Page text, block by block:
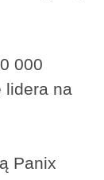
000
lidera na
Panix